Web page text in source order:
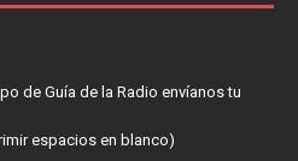
de Guía de la Radio envíanos tu
espacios en blanco)